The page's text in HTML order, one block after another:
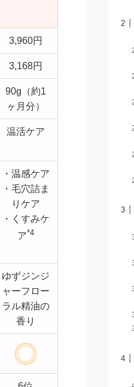
3,960円
3,168円
90g（約1
ヶ月分）
温活ケア
・温感ケア
・毛穴詰ま
りケア
・くすみケ
ア*4
ゆずジンジ
ャーフロー
ラル精油の
香り